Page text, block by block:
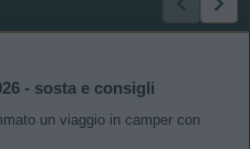
- sosta e consigli
un viaggio in camper con